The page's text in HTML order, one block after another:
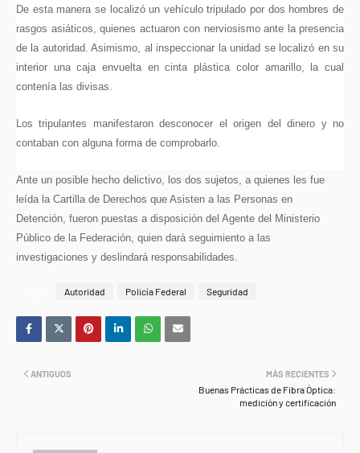
De esta manera se localizó un vehículo tripulado por dos hombres de
rasgos asiáticos, quienes actuaron con nerviosismo ante la presencia
de la autoridad. Asimismo, al inspeccionar la unidad se localizó en su
interior una caja envuelta en cinta plástica color amarillo, la cual
contenía las divisas.
Los tripulantes manifestaron desconocer el origen del dinero y no
contaban con alguna forma de comprobarlo.
Ante un posible hecho delictivo, los dos sujetos, a quienes les fue
leída la Cartilla de Derechos que Asisten a las Personas en
Detención, fueron puestas a disposición del Agente del Ministerio
Público de la Federación, quien dará seguimiento a las
investigaciones y deslindará responsabilidades.
Autoridad Policía Federal Seguridad
MÁS RECIENTES
Buenas Prácticas de Fibra Óptica:
medición y certificación
ANTIGUOS